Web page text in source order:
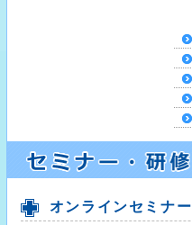
オンラインセミナー